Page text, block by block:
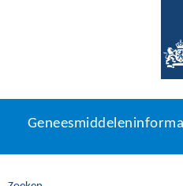
naar
U
zich
hier: